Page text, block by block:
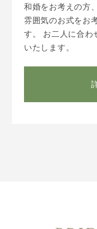
和婚をお考えの方
雰囲気のお式をお
す。 お二人に合わ
いたします。